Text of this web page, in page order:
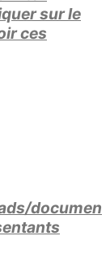
sur le
ces
documen